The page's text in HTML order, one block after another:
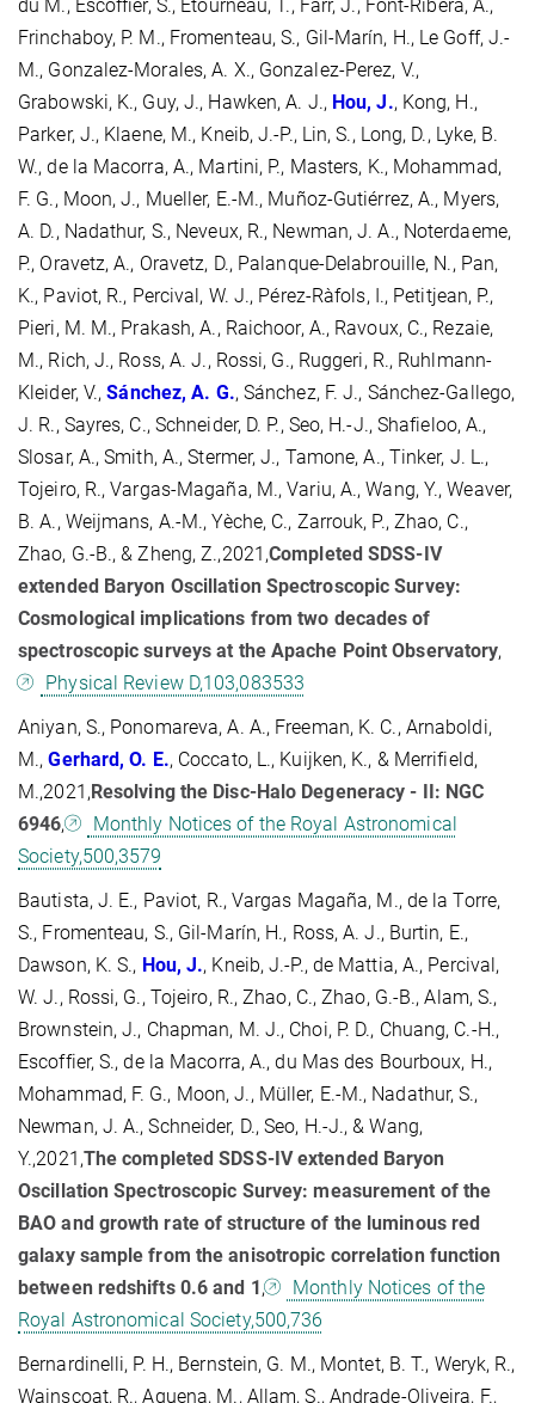
du M., Escoffier, S., Etourneau, T., Farr, J., Font-Ribera, A.,
Frinchaboy, P. M., Fromenteau, S., Gil-Marín, H., Le Goff, J.-
M., Gonzalez-Morales, A. X., Gonzalez-Perez, V.,
Grabowski, K., Guy, J., Hawken, A. J., Hou, J., Kong, H.,
Parker, J., Klaene, M., Kneib, J.-P., Lin, S., Long, D., Lyke, B.
W., de la Macorra, A., Martini, P., Masters, K., Mohammad,
F. G., Moon, J., Mueller, E.-M., Muñoz-Gutiérrez, A., Myers,
A. D., Nadathur, S., Neveux, R., Newman, J. A., Noterdaeme,
P., Oravetz, A., Oravetz, D., Palanque-Delabrouille, N., Pan,
K., Paviot, R., Percival, W. J., Pérez-Ràfols, I., Petitjean, P.,
Pieri, M. M., Prakash, A., Raichoor, A., Ravoux, C., Rezaie,
M., Rich, J., Ross, A. J., Rossi, G., Ruggeri, R., Ruhlmann-
Kleider, V.,Sánchez, A. G., Sánchez, F. J., Sánchez-Gallego,
J. R., Sayres, C., Schneider, D. P., Seo, H.-J., Shafieloo, A.,
Slosar, A., Smith, A., Stermer, J., Tamone, A., Tinker, J. L.,
Tojeiro, R., Vargas-Magaña, M., Variu, A., Wang, Y., Weaver,
B. A., Weijmans, A.-M., Yèche, C., Zarrouk, P., Zhao, C.,
Zhao, G.-B., & Zheng, Z.,2021,Completed SDSS-IV
extended Baryon Oscillation Spectroscopic Survey:
Cosmological implications from two decades of
spectroscopic surveys at the Apache Point Observatory,
Physical Review D,103,083533
Aniyan, S., Ponomareva, A. A., Freeman, K. C., Arnaboldi,
M.,Gerhard, O. E., Coccato, L., Kuijken, K., & Merrifield,
M.,2021,Resolving the Disc-Halo Degeneracy - II: NGC
6946,
Monthly Notices of the Royal Astronomical
Society,500,3579
Bautista, J. E., Paviot, R., Vargas Magaña, M., de la Torre,
S., Fromenteau, S., Gil-Marín, H., Ross, A. J., Burtin, E.,
Dawson, K. S., Hou, J., Kneib, J.-P., de Mattia, A., Percival,
W. J., Rossi, G., Tojeiro, R., Zhao, C., Zhao, G.-B., Alam, S.,
Brownstein, J., Chapman, M. J., Choi, P. D., Chuang, C.-H.,
Escoffier, S., de la Macorra, A., du Mas des Bourboux, H.,
Mohammad, F. G., Moon, J., Müller, E.-M., Nadathur, S.,
Newman, J. A., Schneider, D., Seo, H.-J., & Wang,
Y.,2021,The completed SDSS-IV extended Baryon
Oscillation Spectroscopic Survey: measurement of the
BAO and growth rate of structure of the luminous red
galaxy sample from the anisotropic correlation function
between redshifts 0.6 and 1,
Monthly Notices of the
Royal Astronomical Society,500,736
Bernardinelli, P. H., Bernstein, G. M., Montet, B. T., Weryk, R.,
Wainscoat, R., Aguena, M., Allam, S., Andrade-Oliveira, F.,